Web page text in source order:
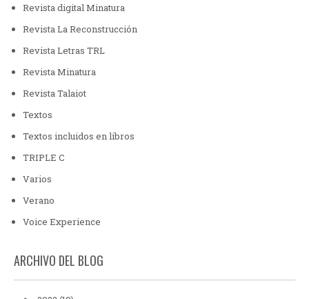
Revista digital Minatura
Revista La Reconstrucción
Revista Letras TRL
Revista Minatura
Revista Talaiot
Textos
Textos incluidos en libros
TRIPLE C
Varios
Verano
Voice Experience
ARCHIVO DEL BLOG